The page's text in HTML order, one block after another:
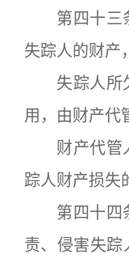
第四十三
失踪人的财产
失踪人所欠
用，由财产代
财产代管人
踪人财产损失
第四十四
责、侵害失踪